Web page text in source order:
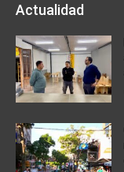
Actualidad